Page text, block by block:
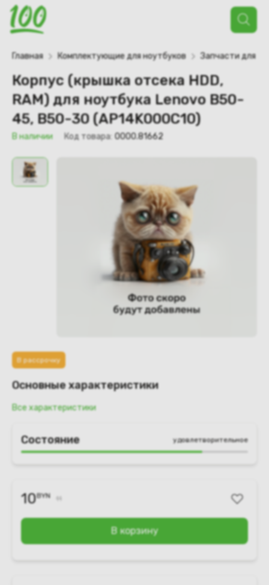
Поиск
товаров
Главная Комплектующие для ноутбуков Запчасти для
Корпус (крышка отсека HDD,
RAM) для ноутбука Lenovo B50-
45, B50-30 (AP14K000C10)
В наличии Код товара: 0000.81662
В рассрочку
Основные характеристики
Все характеристики
Состояние удовлетворительное
10BYN
В корзину